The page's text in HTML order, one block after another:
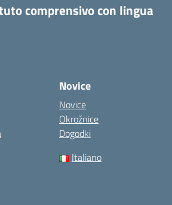
comprensivo con lingua
Novice
Novice
Okrožnice
Dogodki
Italiano